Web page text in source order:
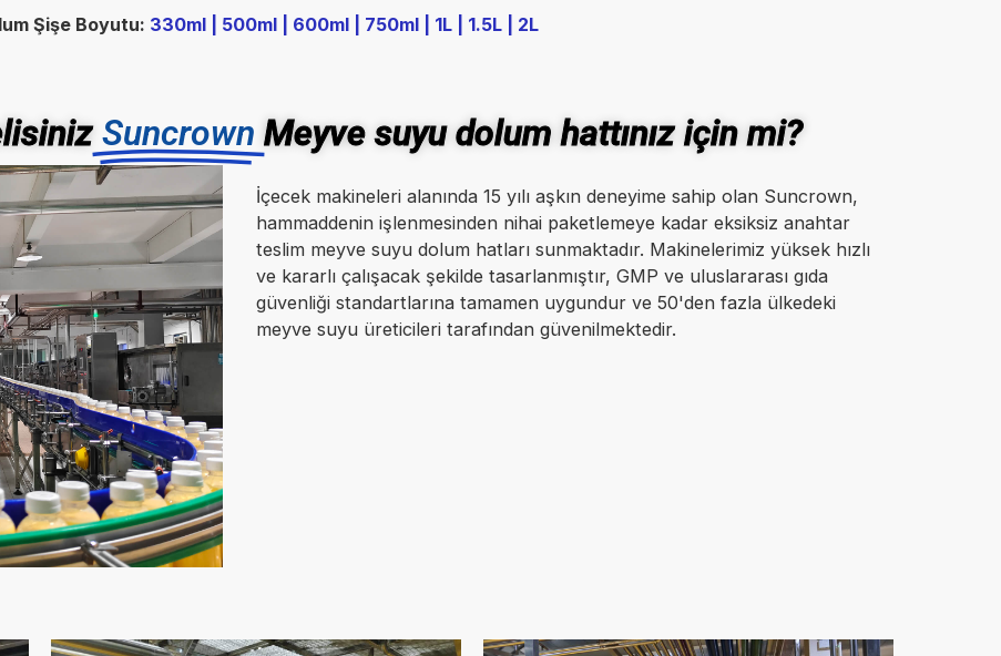
Şişe Boyutu: 330ml | 500ml | 600ml | 750ml | 1L | 1.5L | 2L
Suncrown Meyve suyu dolum hattınız için mi?
İçecek makineleri alanında 15 yılı aşkın deneyime sahip olan Suncrown,
hammaddenin işlenmesinden nihai paketlemeye kadar eksiksiz anahtar
teslim meyve suyu dolum hatları sunmaktadır. Makinelerimiz yüksek hızlı
ve kararlı çalışacak şekilde tasarlanmıştır, GMP ve uluslararası gıda
güvenliği standartlarına tamamen uygundur ve 50'den fazla ülkedeki
meyve suyu üreticileri tarafından güvenilmektedir.